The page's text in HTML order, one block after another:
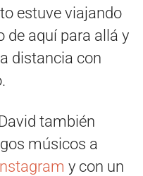
estuve viajando
de aquí para allá y
distancia con
también
músicos a
y con un